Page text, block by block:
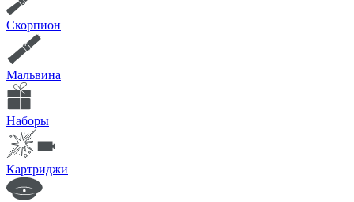
Скорпион
Мальвина
Наборы
Картриджи